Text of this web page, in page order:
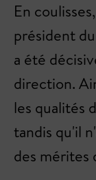
En
président
a été
direction.
les qualités
tandis qu'il
des mérites